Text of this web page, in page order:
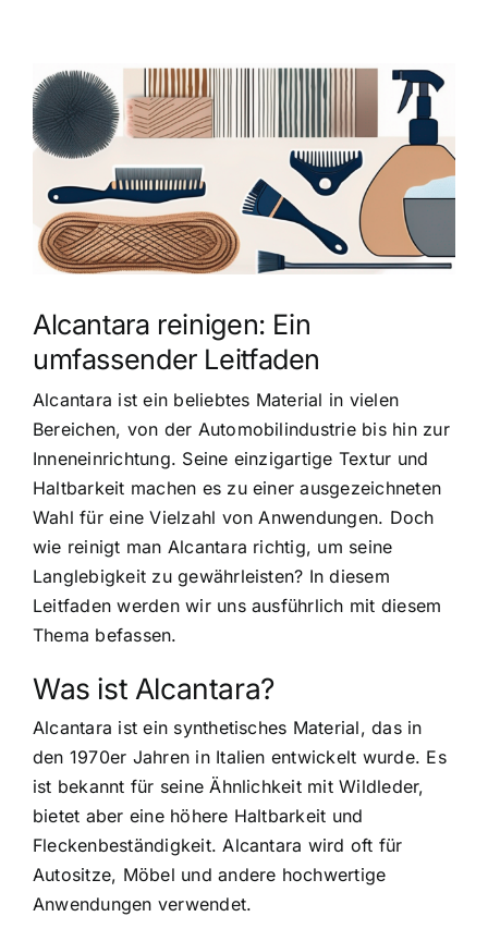
Zeige
grösseres
Bild
Alcantara reinigen: Ein
umfassender Leitfaden
Alcantara ist ein beliebtes Material in vielen
Bereichen, von der Automobilindustrie bis hin zur
Inneneinrichtung. Seine einzigartige Textur und
Haltbarkeit machen es zu einer ausgezeichneten
Wahl für eine Vielzahl von Anwendungen. Doch
wie reinigt man Alcantara richtig, um seine
Langlebigkeit zu gewährleisten? In diesem
Leitfaden werden wir uns ausführlich mit diesem
Thema befassen.
Was ist Alcantara?
Alcantara ist ein synthetisches Material, das in
den 1970er Jahren in Italien entwickelt wurde. Es
ist bekannt für seine Ähnlichkeit mit Wildleder,
bietet aber eine höhere Haltbarkeit und
Fleckenbeständigkeit. Alcantara wird oft für
Autositze, Möbel und andere hochwertige
Anwendungen verwendet.